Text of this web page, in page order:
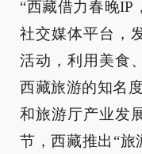
“西藏借力春晚IP
社交媒体平台，
活动，利用美食
西藏旅游的知名
和旅游厅产业发
节，西藏推出“旅